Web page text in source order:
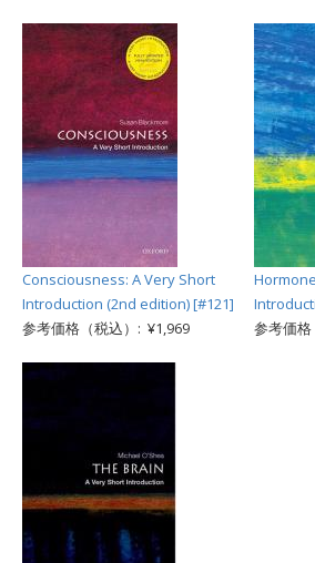
Consciousness: A Very Short
Introduction (2nd edition) [#121]
参考価格（税込）: ¥1,969
参考価